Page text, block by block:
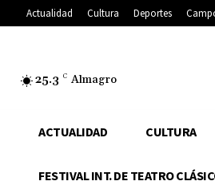
Actualidad Cultura Deportes
25.3 C Almagro
ACTUALIDAD CULTURA
FESTIVAL INT. DE TEATRO